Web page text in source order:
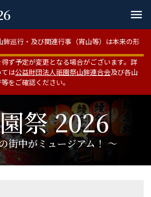
menu
鉾巡行・及び関連行事（宵山等）は本来の形
ず予定が変更となる場合がございます。詳
は公益財団法人祇園祭山鉾連合会及び各山
をご確認ください。
祭 2026
街中がミュージアム！ 〜